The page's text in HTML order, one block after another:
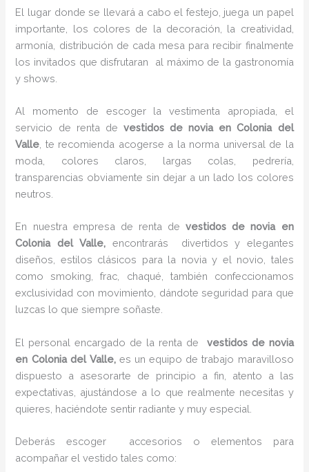
El lugar donde se llevará a cabo el festejo, juega un papel
importante, los colores de la decoración, la creatividad,
armonía, distribución de cada mesa para recibir finalmente
los invitados que disfrutaran al máximo de la gastronomía
y shows.
Al momento de escoger la vestimenta apropiada, el
servicio de renta de vestidos de novia en Colonia del
Valle , te recomienda acogerse a la norma universal de la
moda, colores claros, largas colas, pedrería,
transparencias obviamente sin dejar a un lado los colores
neutros.
En nuestra empresa de renta devestidos de novia en
Colonia del Valle, encontrarás
divertidos y elegantes
diseños, estilos clásicos para la novia y el novio, tales
como smoking, frac, chaqué, también confeccionamos
exclusividad con movimiento, dándote seguridad para que
luzcas lo que siempre soñaste.
El personal encargado de la renta de vestidos de novia
en Colonia del Valle,es un equipo de trabajo maravilloso
dispuesto a asesorarte de principio a fin, atento a las
expectativas, ajustándose a lo que realmente necesitas y
quieres, haciéndote sentir radiante y muy especial.
Deberás escoger accesorios o elementos para
acompañar el vestido tales como: